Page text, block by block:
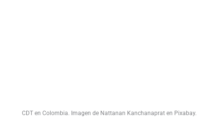
CDT en Colombia. Imagen de Nattanan Kanchanaprat en Pixabay.